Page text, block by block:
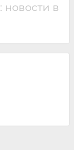
: новости в